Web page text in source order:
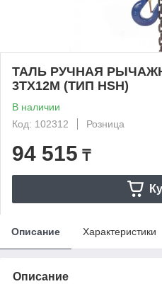
ТАЛЬ РУЧНАЯ
3ТХ12М (ТИП HSH)
В наличии
Код: 102312
Розница
94 515 ₸
Описание Характеристики
Описание